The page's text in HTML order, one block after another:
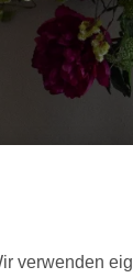
verwenden